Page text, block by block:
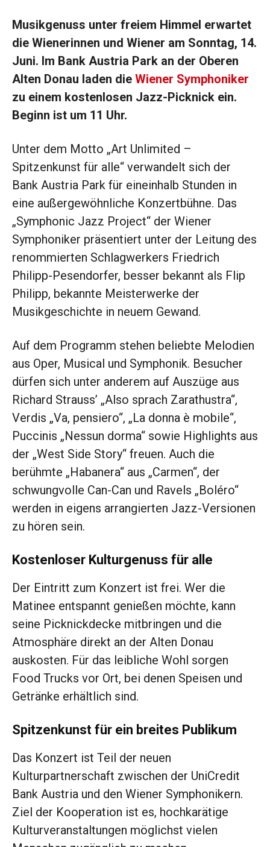
Musikgenuss unter freiem Himmel erwartet
die Wienerinnen und Wiener am Sonntag, 14.
Juni. Im Bank Austria Park an der Oberen
Alten Donau laden die Wiener Symphoniker
zu einem kostenlosen Jazz-Picknick ein.
Beginn ist um 11 Uhr.
Unter dem Motto „Art Unlimited –
Spitzenkunst für alle“ verwandelt sich der
Bank Austria Park für eineinhalb Stunden in
eine außergewöhnliche Konzertbühne. Das
„Symphonic Jazz Project“ der Wiener
Symphoniker präsentiert unter der Leitung des
renommierten Schlagwerkers Friedrich
Philipp-Pesendorfer, besser bekannt als Flip
Philipp, bekannte Meisterwerke der
Musikgeschichte in neuem Gewand.
Auf dem Programm stehen beliebte Melodien
aus Oper, Musical und Symphonik. Besucher
dürfen sich unter anderem auf Auszüge aus
Richard Strauss’ „Also sprach Zarathustra“,
Verdis „Va, pensiero“, „La donna è mobile“,
Puccinis „Nessun dorma“ sowie Highlights aus
der „West Side Story“ freuen. Auch die
berühmte „Habanera“ aus „Carmen“, der
schwungvolle Can-Can und Ravels „Boléro“
werden in eigens arrangierten Jazz-Versionen
zu hören sein.
Kostenloser Kulturgenuss für alle
Der Eintritt zum Konzert ist frei. Wer die
Matinee entspannt genießen möchte, kann
seine Picknickdecke mitbringen und die
Atmosphäre direkt an der Alten Donau
auskosten. Für das leibliche Wohl sorgen
Food Trucks vor Ort, bei denen Speisen und
Getränke erhältlich sind.
Spitzenkunst für ein breites Publikum
Das Konzert ist Teil der neuen
Kulturpartnerschaft zwischen der UniCredit
Bank Austria und den Wiener Symphonikern.
Ziel der Kooperation ist es, hochkarätige
Kulturveranstaltungen möglichst vielen